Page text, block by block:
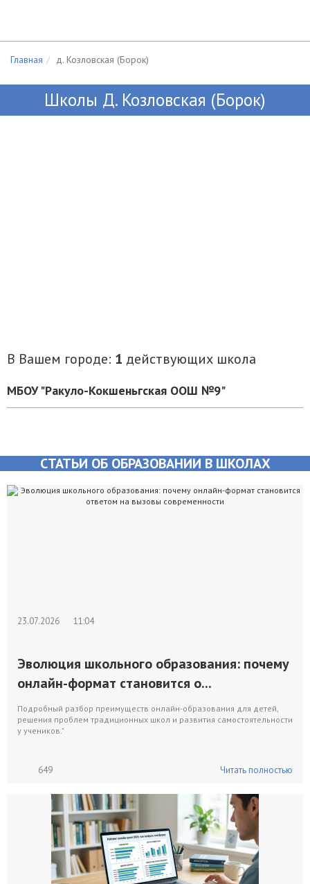
Главная д. Козловская (Борок)
Школы Д. Козловская (Борок)
В Вашем городе: 1 действующих школа
МБОУ "Ракуло-Кокшеньгская ООШ №9"
СТАТЬИ ОБ ОБРАЗОВАНИИ В ШКОЛАХ
23.07.2026 11:04
Эволюция школьного образования: почему
онлайн-формат становится о...
Подробный разбор преимуществ онлайн-образования для детей,
решения проблем традиционных школ и развития самостоятельности
у учеников."
649 Читать полностью